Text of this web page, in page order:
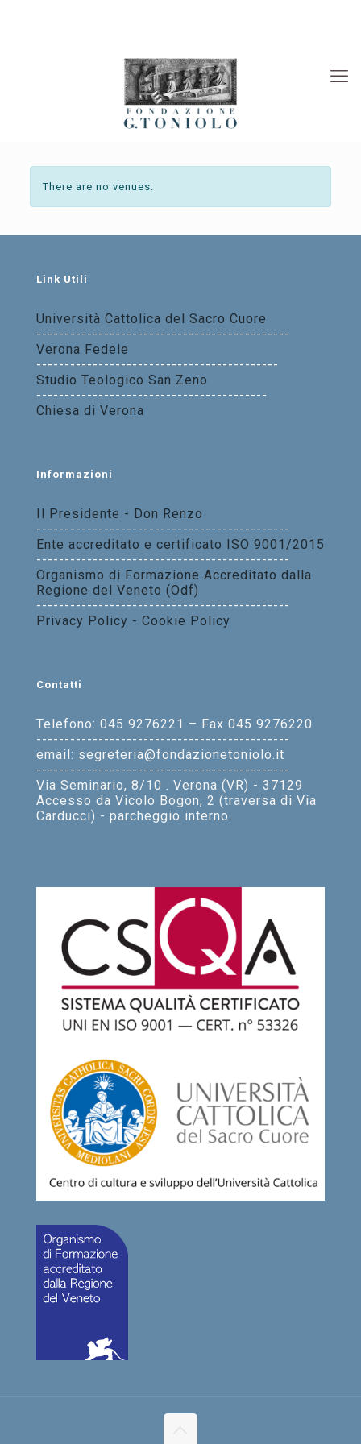
There are no venues.
Link Utili
Università Cattolica del Sacro Cuore
---------------------------------------------
Verona Fedele
-------------------------------------------
Studio Teologico San Zeno
-----------------------------------------
Chiesa di Verona
Informazioni
Il Presidente - Don Renzo
---------------------------------------------
Ente accreditato e certificato ISO 9001/2015
---------------------------------------------
Organismo di Formazione Accreditato dalla
Regione del Veneto (Odf)
---------------------------------------------
Privacy Policy - Cookie Policy
Contatti
Telefono: 045 9276221 – Fax 045 9276220
---------------------------------------------
email: segreteria@fondazionetoniolo.it
---------------------------------------------
Via Seminario, 8/10 . Verona (VR) - 37129
Accesso da Vicolo Bogon, 2 (traversa di Via
Carducci) - parcheggio interno.